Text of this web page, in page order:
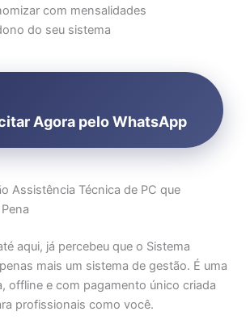
com mensalidades
do seu sistema
Agora pelo WhatsApp
Assistência Técnica de PC que
aqui, já percebeu que o Sistema
mais um sistema de gestão. É uma
offline e com pagamento único criada
profissionais como você.